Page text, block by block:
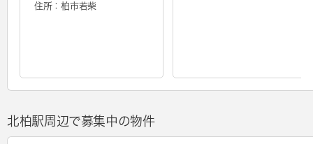
住所：柏市若柴
北柏駅周辺で募集中の物件